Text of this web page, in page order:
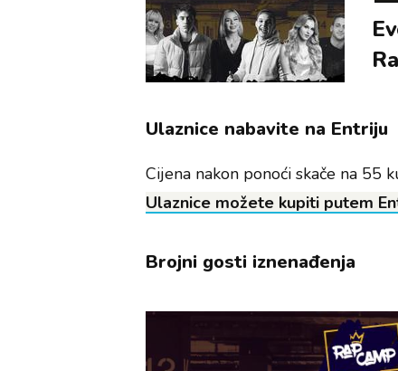
Ulaznice nabavite na Entriju
Cijena nakon ponoći skače na 55
Ulaznice možete kupiti putem
Brojni gosti iznenađenja